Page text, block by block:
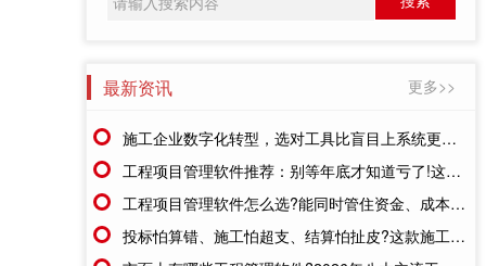
最新资讯 更多>>
施工企业数字化转型，选对工具比盲目上系统更重要
工程项目管理软件推荐：别等年底才知道亏了!这套系统让每一分钱都有迹可循
工程项目管理软件怎么选?能同时管住资金、成本、进度的才靠谱
投标怕算错、施工怕超支、结算怕扯皮?这款施工成本管理系统一招全解决